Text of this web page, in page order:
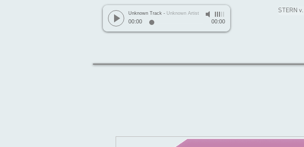
Unknown Track - Unknown Artist
00:00 00:00
STERN